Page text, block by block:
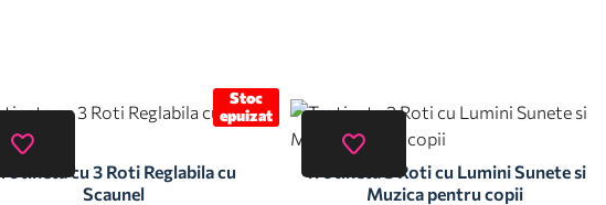
Stoc
epuizat
Trotineta cu 3 Roti Reglabila cu
Scaunel
Trotineta 3 Roti cu Lumini Sunete si
Muzica pentru copii